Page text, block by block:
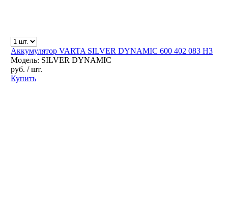
Аккумулятор VARTA SILVER DYNAMIC 600 402 083 H3
Модель: SILVER DYNAMIC
руб. / шт.
Купить